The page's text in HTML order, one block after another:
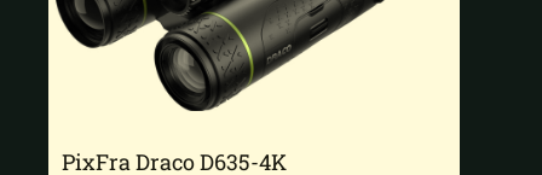
PixFra Draco D635-4K